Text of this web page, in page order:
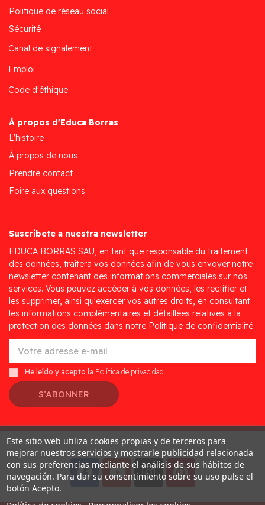
Politique de réseau social
Sécurité
Canal de signalement
Emploi
Code d'éthique
À propos d'Educa Borras
L'histoire
À propos de nous
Prendre contact
Foire aux questions
Suscríbete a nuestra newsletter
EDUCA BORRAS SAU, en tant que responsable du traitement
des données, traitera vos données afin de vous envoyer notre
newsletter contenant des informations commerciales sur nos
services. Vous pouvez accéder à vos données, les rectifier et
les supprimer, ainsi qu'exercer vos autres droits, en consultant
les informations complémentaires et détaillées relatives à la
protection des données dans notre Politique de confidentialité.
He leído y acepto la Política de privacidad
S’ABONNER
Desarrollado porAddis
Este sitio web utiliza cookies propias y de terceros para
mejorar nuestros servicios y mostrarle publicidad relacionada
con sus preferencias mediante el análisis de sus hábitos de
navegación. Para dar su consentimiento sobre su uso pulse el
botón Acepto.